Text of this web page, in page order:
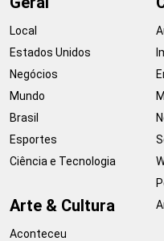
Local
Estados Unidos
Negócios
Mundo
Brasil
Esportes
Ciência e Tecnologia
Arte & Cultura
Aconteceu